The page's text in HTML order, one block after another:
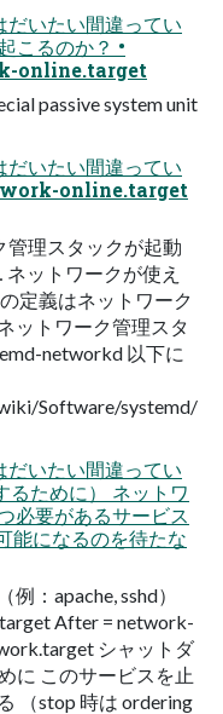
いたい間違ってい
こるのか？ •
online.target
passive system unit
いたい間違ってい
online.target
理スタックが起動
ットワークが使え
定義はネットワーク
ットワーク管理スタ
networkd 以下に
Software/systemd/
いたい間違ってい
るために） ネットワ
必要があるサービス
能になるのを待たな
：apache, sshd）
After = network-
シャットダ
に このサービスを止
（stop 時は ordering